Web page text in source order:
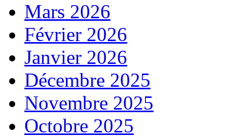
Mars 2026
Février 2026
Janvier 2026
Décembre 2025
Novembre 2025
Octobre 2025